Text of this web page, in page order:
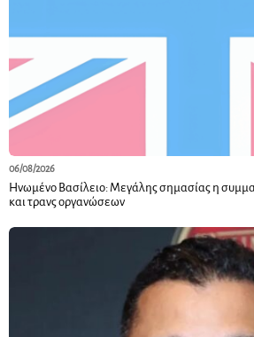
06/08/2026
Ηνωμένο Βασίλειο: Μεγάλης σημασίας η
και τρανς οργανώσεων